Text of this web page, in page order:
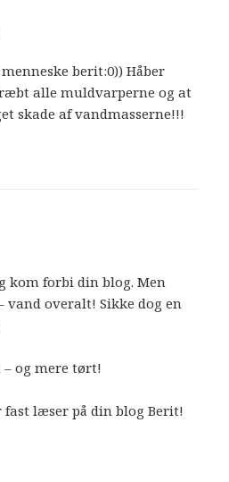
berit:0)) Håber
alle muldvarperne og at
skade af vandmasserne!!!
kom forbi din blog. Men
overalt! Sikke dog en
– og mere tørt!
læser på din blog Berit!